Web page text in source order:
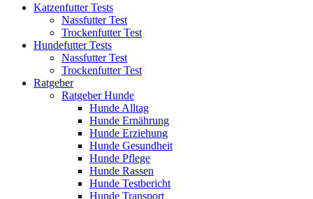
Katzenfutter Tests
Nassfutter Test
Trockenfutter Test
Hundefutter Tests
Nassfutter Test
Trockenfutter Test
Ratgeber
Ratgeber Hunde
Hunde Alltag
Hunde Ernährung
Hunde Erziehung
Hunde Gesundheit
Hunde Pflege
Hunde Rassen
Hunde Testbericht
Hunde Transport